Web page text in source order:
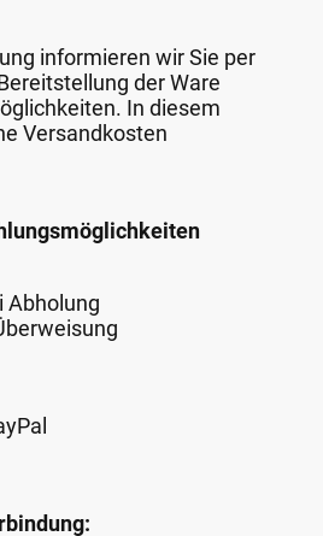
informieren wir Sie per
der Ware
In diesem
Versandkosten
Abholung